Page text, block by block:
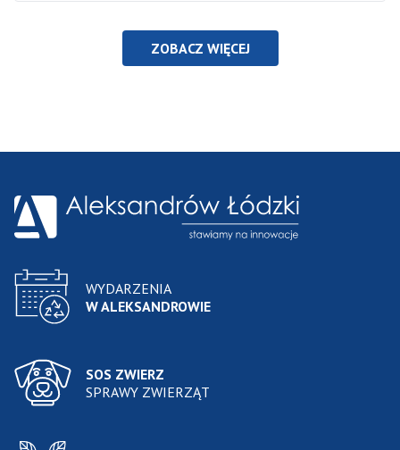
ZOBACZ WIĘCEJ
WYDARZENIA
W ALEKSANDROWIE
SOS ZWIERZ
SPRAWY ZWIERZĄT